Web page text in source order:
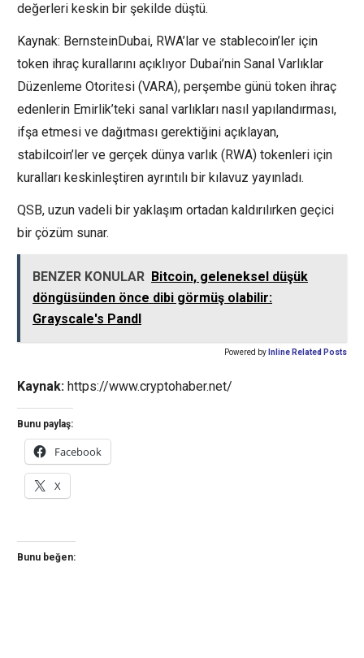
değerleri keskin bir şekilde düştü.
Kaynak: BernsteinDubai, RWA’lar ve stablecoin’ler için
token ihraç kurallarını açıklıyor Dubai’nin Sanal Varlıklar
Düzenleme Otoritesi (VARA), perşembe günü token ihraç
edenlerin Emirlik’teki sanal varlıkları nasıl yapılandırması,
ifşa etmesi ve dağıtması gerektiğini açıklayan,
stabilcoin’ler ve gerçek dünya varlık (RWA) tokenleri için
kuralları keskinleştiren ayrıntılı bir kılavuz yayınladı.
QSB, uzun vadeli bir yaklaşım ortadan kaldırılırken geçici
bir çözüm sunar.
BENZER KONULAR Bitcoin, geleneksel düşük
döngüsünden önce dibi görmüş olabilir:
Grayscale's Pandl
Powered by Inline Related Posts
Kaynak: https://www.cryptohaber.net/
Bunu paylaş:
Facebook
X
Bunu beğen: